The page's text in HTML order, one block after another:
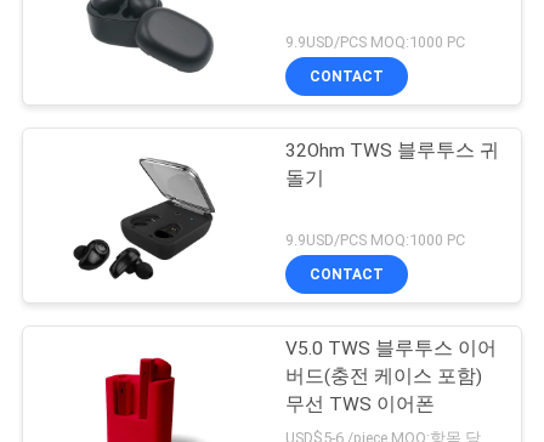
9.9USD/PCS MOQ:1000 PC
CONTACT
32Ohm TWS 블루투스 귀
돌기
9.9USD/PCS MOQ:1000 PC
CONTACT
V5.0 TWS 블루투스 이어
버드(충전 케이스 포함)
무선 TWS 이어폰